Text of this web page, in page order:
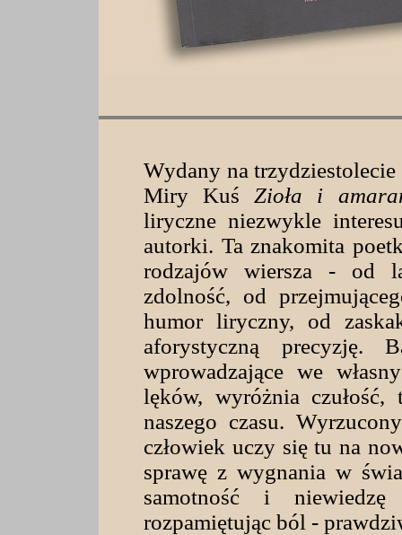
Wydany na
Miry KuśZioła i
liryczne niezwykle
autorki. Ta znakomita
rodzajów wiersza - od
zdolność, od
humor liryczny, od
aforystyczną precyzję.
wprowadzające we
lęków, wyróżnia
naszego czasu.
człowiek uczy się tu na
sprawę z wygnania w
samotność i
rozpamiętując ból -